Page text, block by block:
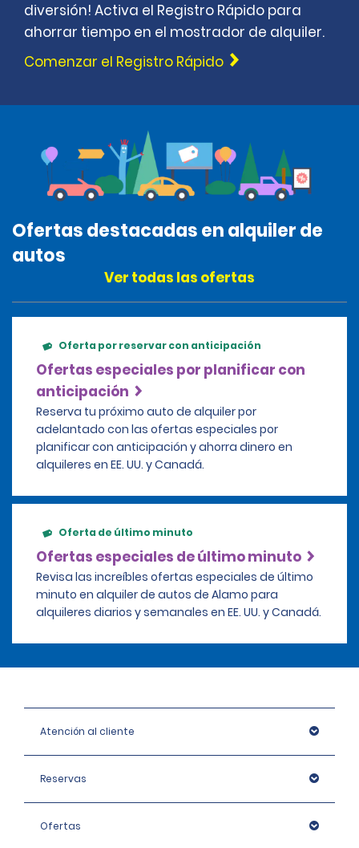
diversión! Activa el Registro Rápido para
ahorrar tiempo en el mostrador de alquiler.
Comenzar el Registro Rápido
Ofertas destacadas en alquiler de
autos
Ver todas las ofertas
Oferta por reservar con anticipación
Ofertas especiales por planificar con
anticipación
Reserva tu próximo auto de alquiler por
adelantado con las ofertas especiales por
planificar con anticipación y ahorra dinero en
alquileres en EE. UU. y Canadá.
Oferta de último minuto
Ofertas especiales de último minuto
Revisa las increíbles ofertas especiales de último
minuto en alquiler de autos de Alamo para
alquileres diarios y semanales en EE. UU. y Canadá.
Atención al cliente
Reservas
Ofertas